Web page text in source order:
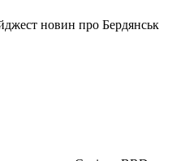
новин про Бердянськ